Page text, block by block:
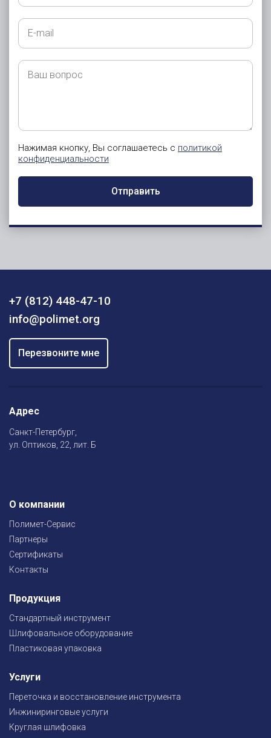
E-
mail
Ваш
вопрос
Нажимая кнопку, Вы соглашаетесь с политикой
конфиденциальности
Отправить
Адрес
Санкт-Петербург,
ул. Оптиков, 22, лит. Б
О компании
Полимет-Сервис
Партнеры
Сертификаты
Контакты
Продукция
Стандартный инструмент
Шлифовальное оборудование
Пластиковая упаковка
Услуги
Переточка и восстановление инструмента
Инжиниринговые услуги
Круглая шлифовка
+7 (812) 448-47-10
info@polimet.org
Перезвоните мне